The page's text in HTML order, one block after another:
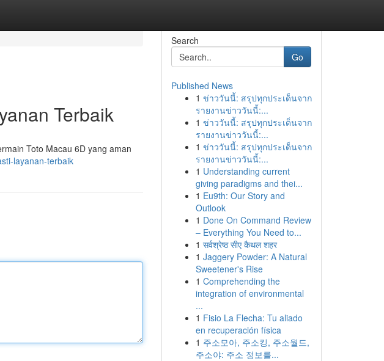
Terbaik
Toto Macau 6D yang aman
layanan-terbaik
Search
Go
Published News
1 ข่าววันนี้: สรุปทุกประเด็นจาก
รายงานข่าววันนี้:...
1 ข่าววันนี้: สรุปทุกประเด็นจาก
รายงานข่าววันนี้:...
1 ข่าววันนี้: สรุปทุกประเด็นจาก
รายงานข่าววันนี้:...
1 Understanding current
giving paradigms and thei...
1 Eu9th: Our Story and
Outlook
1 Done On Command Review
– Everything You Need to...
1 सर्वश्रेष्ठ सीए कैथल शहर
1 Jaggery Powder: A Natural
Sweetener's Rise
1 Comprehending the
integration of environmental
...
1 Fisio La Flecha: Tu aliado
en recuperación física
1 주소모아, 주소킹, 주소월드,
주소야: 주소 정보를...